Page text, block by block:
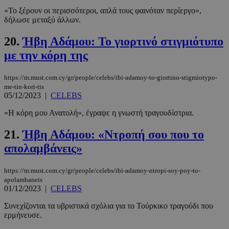
«Το ξέρουν οι περισσότεροι, απλά τους φαινόταν περίεργο»,
δήλωσε μεταξύ άλλων.
20.Ήβη Αδάμου: Το γιορτινό στιγμιότυπο
με την κόρη της
https://m.must.com.cy/gr/people/celebs/ibi-adamoy-to-giortino-stigmiotypo-
me-tin-kori-tis
05/12/2023 | CELEBS
«Η κόρη μου Ανατολή», έγραψε η γνωστή τραγουδίστρια.
21.Ήβη Αδάμου: «Ντροπή σου που το
απολαμβάνεις»
https://m.must.com.cy/gr/people/celebs/ibi-adamoy-ntropi-soy-poy-to-
apolambaneis
01/12/2023 | CELEBS
Συνεχίζονται τα υβριστικά σχόλια για το Τούρκικο τραγούδι που
ερμήνευσε.
σύνδεση χρήστη και τη διαχείριση λογαριασμού.
Ο ιστότοπος δεν μπορεί να χρησιμοποιηθεί σωστά
Ονοματεπώνυμο
Προμηθευτής/
Λήξη